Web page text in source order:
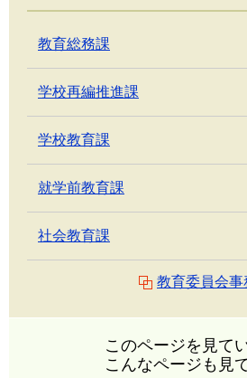
教育総務課
学校再編推進課
学校教育課
就学前教育課
社会教育課
教育委員会事
このページを見て
こんなページも見